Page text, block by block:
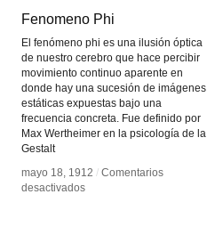
Fenomeno Phi
El fenómeno phi es una ilusión óptica
de nuestro cerebro que hace percibir
movimiento continuo aparente en
donde hay una sucesión de imágenes
estáticas expuestas bajo una
frecuencia concreta. Fue definido por
Max Wertheimer en la psicología de la
Gestalt
mayo 18, 1912 / Comentarios
desactivadosen
Fenomeno Phi
mayo 18, 1912 / Comentarios
desactivadosen